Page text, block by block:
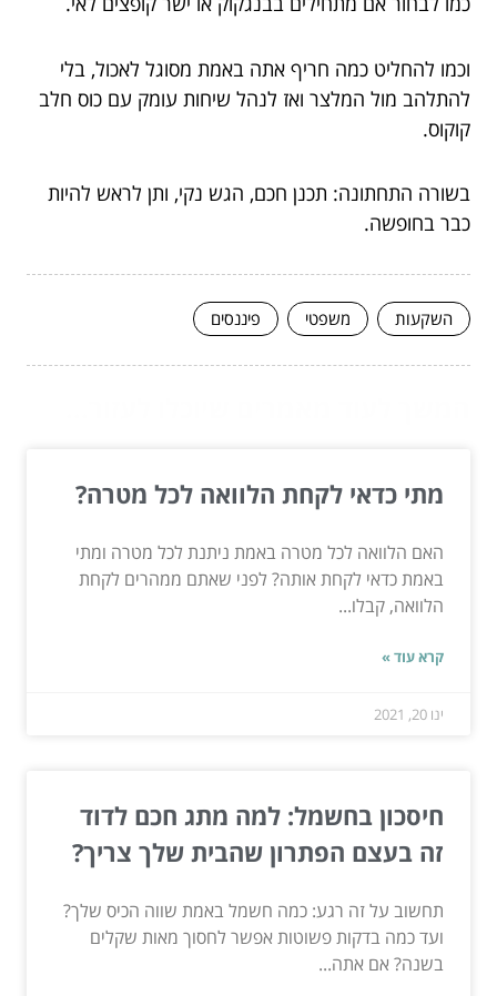
וכמו להחליט כמה חריף אתה באמת מסוגל לאכול, בלי
להתלהב מול המלצר ואז לנהל שיחות עומק עם כוס חלב
קוקוס.
בשורה התחתונה: תכנן חכם, הגש נקי, ותן לראש להיות
כבר בחופשה.
השקעות משפטי פיננסים
מתי כדאי לקחת הלוואה לכל מטרה?
האם הלוואה לכל מטרה באמת ניתנת לכל מטרה ומתי
באמת כדאי לקחת אותה? לפני שאתם ממהרים לקחת
הלוואה, קבלו...
קרא עוד »
ינו 20, 2021
חיסכון בחשמל: למה מתג חכם לדוד
זה בעצם הפתרון שהבית שלך צריך?
תחשוב על זה רגע: כמה חשמל באמת שווה הכיס שלך?
ועד כמה בדקות פשוטות אפשר לחסוך מאות שקלים
בשנה? אם אתה...